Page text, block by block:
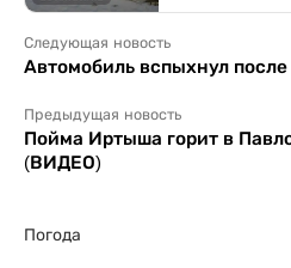
Следующая новость
Автомобиль вспыхнул
Предыдущая новость
Пойма Иртыша горит в
(ВИДЕО)
Погода